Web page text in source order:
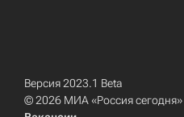
Версия 2023.1 Beta
© 2026 МИА «Россия сегодня»